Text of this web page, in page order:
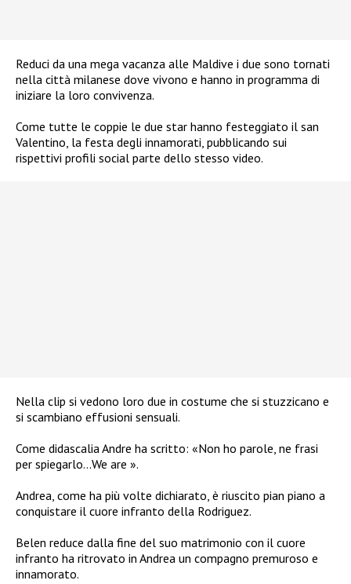
Reduci da una mega vacanza alle Maldive i due sono tornati
nella città milanese dove vivono e hanno in programma di
iniziare la loro convivenza.
Come tutte le coppie le due star hanno festeggiato il san
Valentino, la festa degli innamorati, pubblicando sui
rispettivi profili social parte dello stesso video.
Nella clip si vedono loro due in costume che si stuzzicano e
si scambiano effusioni sensuali.
Come didascalia Andre ha scritto: «Non ho parole, ne frasi
per spiegarlo…We are ».
Andrea, come ha più volte dichiarato, è riuscito pian piano a
conquistare il cuore infranto della Rodriguez.
Belen reduce dalla fine del suo matrimonio con il cuore
infranto ha ritrovato in Andrea un compagno premuroso e
innamorato.